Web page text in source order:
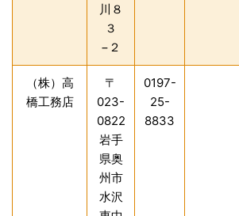
川８
３
−２
（株）高
橋工務店
〒
023-
0822
岩手
県奥
州市
水沢
0197-
25-
8833